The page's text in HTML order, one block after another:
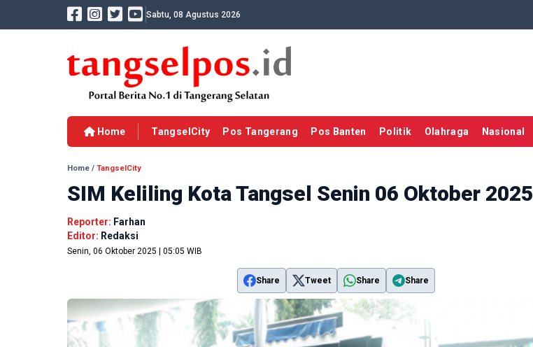
Sabtu, 08 Agustus 2026
Home TangselCity Pos Tangerang Pos Banten Politik Olahraga Nasional
Home / TangselCity
SIM Keliling Kota Tangsel Senin 06 Oktober 2025
Reporter: Farhan
Editor: Redaksi
Senin, 06 Oktober 2025 | 05:05 WIB
Share Tweet Share Share